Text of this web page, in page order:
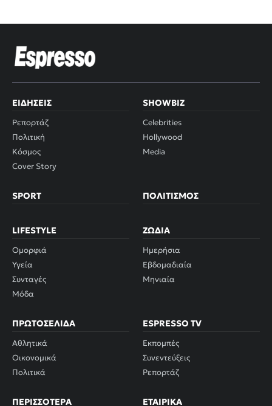
ΕΙΔΉΣΕΙΣ
Ρεπορτάζ
Πολιτική
Κόσμος
Cover Story
SHOWBIZ
Celebrities
Hollywood
Media
SPORT ΠΟΛΙΤΙΣΜΌΣ
LIFESTYLE
Ομορφιά
Υγεία
Συνταγές
Μόδα
ΖΏΔΙΑ
Ημερήσια
Εβδομαδιαία
Μηνιαία
ΠΡΩΤΟΣΈΛΙΔΑ
Αθλητικά
Οικονομικά
Πολιτικά
ESPRESSO TV
Εκπομπές
Συνεντεύξεις
Ρεπορτάζ
ΠΕΡΙΣΣΌΤΕΡΑ ΕΤΑΙΡΙΚΆ